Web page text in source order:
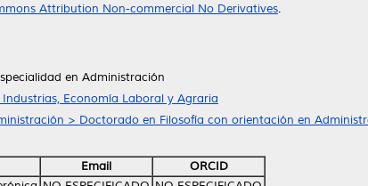
Attribution Non-commercial No Derivatives.
en Administración
Economía Laboral y Agraria
> Doctorado en Filosofía con orientación en
Email
ORCID